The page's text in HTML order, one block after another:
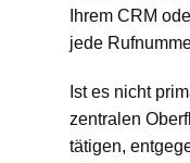
Ihrem CRM
jede
Ist es nicht
zentralen
tätigen,